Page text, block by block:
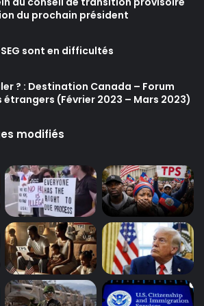
du prochain président
sont en difficultés
? : Destination Canada – Forum
(Février 2023 – Mars 2023)
modifiés